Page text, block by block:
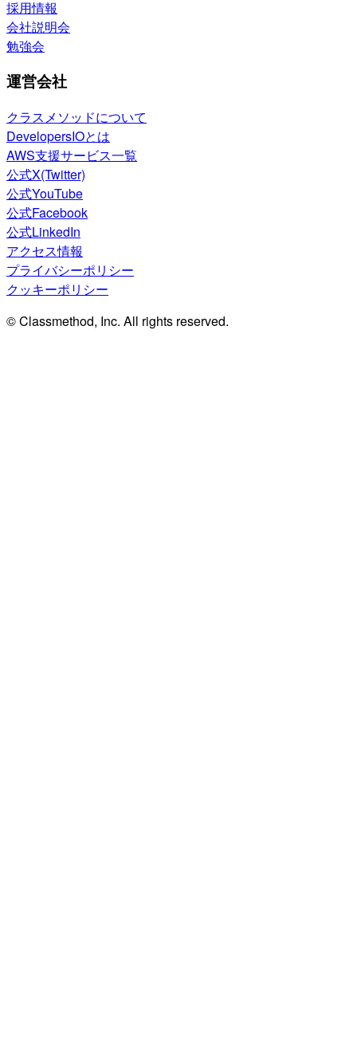
採用情報
会社説明会
勉強会
運営会社
クラスメソッドについて
DevelopersIOとは
AWS支援サービス一覧
公式X(Twitter)
公式YouTube
公式Facebook
公式LinkedIn
アクセス情報
プライバシーポリシー
クッキーポリシー
© Classmethod, Inc. All rights reserved.